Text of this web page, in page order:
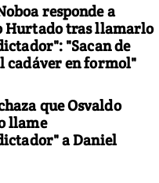
– Peter Donders
responde a
Hurtado tras llamarlo
"Sacan de
cadáver en formol"
que Osvaldo
llame
a Daniel